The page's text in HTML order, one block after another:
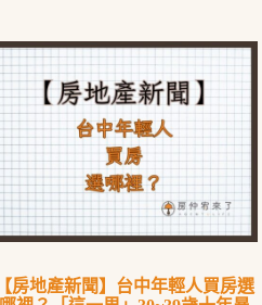
【房地產新聞】台中年輕人買房選